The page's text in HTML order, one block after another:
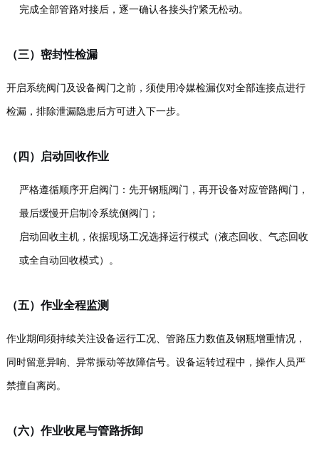
完成全部管路对接后，逐一确认各接头拧紧无松动。
（三）密封性检漏
开启系统阀门及设备阀门之前，须使用冷媒检漏仪对全部连接点进行
检漏，排除泄漏隐患后方可进入下一步。
（四）启动回收作业
严格遵循顺序开启阀门：先开钢瓶阀门，再开设备对应管路阀门，
最后缓慢开启制冷系统侧阀门；
启动回收主机，依据现场工况选择运行模式（液态回收、气态回收
或全自动回收模式）。
（五）作业全程监测
作业期间须持续关注设备运行工况、管路压力数值及钢瓶增重情况，
同时留意异响、异常振动等故障信号。设备运转过程中，操作人员严
禁擅自离岗。
（六）作业收尾与管路拆卸